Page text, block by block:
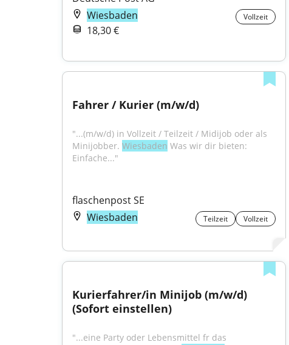
Wiesbaden
Vollzeit
18,30 €
Fahrer / Kurier (m/w/d)
"...(m/w/d) in Vollzeit / Teilzeit / Midijob oder als
Minijobber. Wiesbaden Was wir dir bieten:
Einfache..."
flaschenpost SE
Wiesbaden
Teilzeit Vollzeit
Kurierfahrer/in Minijob (m/w/d)
(Sofort einstellen)
"...eine Party oder Lebensmittel fr das